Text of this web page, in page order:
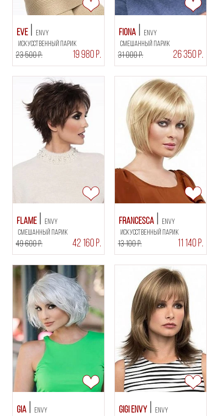
Eve
искусственный парик
Envy
23 500 Р. 19 980 Р.
Fiona
смешанный парик
Envy
31 000 Р. 26 350 Р.
Flame
смешанный парик
Envy
49 600 Р. 42 160 Р.
Francesca
искусственный парик
Envy
13 100 Р. 11 140 Р.
Gia Envy Gigi Envy Envy